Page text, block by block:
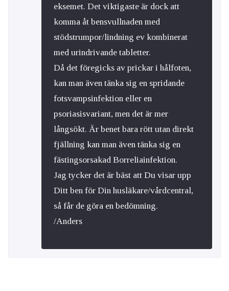
eksemet. Det viktigaste är dock att
komma åt bensvullnaden med
stödstrumpor/lindning ev kombinerat
med urindrivande tabletter.
Då det föregicks av prickar i hålfoten,
kan man även tänka sig en spridande
fotsvampsinfektion eller en
psoriasisvariant, men det är mer
långsökt. Är benet bara rött utan direkt
fjällning kan man även tänka sig en
fästingsorsakad Borreliainfektion.
Jag tycker det är bäst att Du visar upp
Ditt ben för Din husläkare/vårdcentral,
så får de göra en bedömning.
/Anders